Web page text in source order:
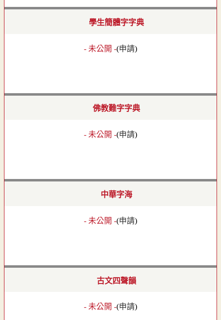
學生簡體字字典
- 未公開 -(申請)
佛教難字字典
- 未公開 -(申請)
中華字海
- 未公開 -(申請)
古文四聲韻
- 未公開 -(申請)